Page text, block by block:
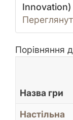
Innovation)
Порівняння
Назва гри
Настільна